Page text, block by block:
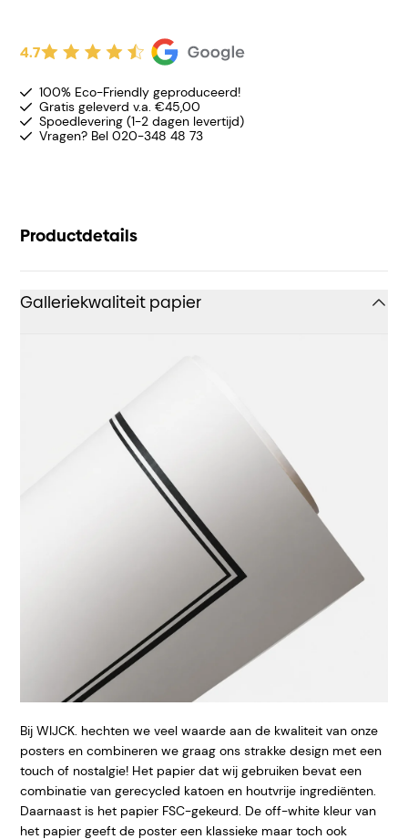
4.7
100% Eco-Friendly geproduceerd!
Gratis geleverd v.a. €45,00
Spoedlevering (1-2 dagen levertijd)
Vragen? Bel 020-348 48 73
Productdetails
Galleriekwaliteit papier
Bij WIJCK. hechten we veel waarde aan de kwaliteit van onze
posters en combineren we graag ons strakke design met een
touch of nostalgie! Het papier dat wij gebruiken bevat een
combinatie van gerecycled katoen en houtvrije ingrediënten.
Daarnaast is het papier FSC-gekeurd. De off-white kleur van
het papier geeft de poster een klassieke maar toch ook